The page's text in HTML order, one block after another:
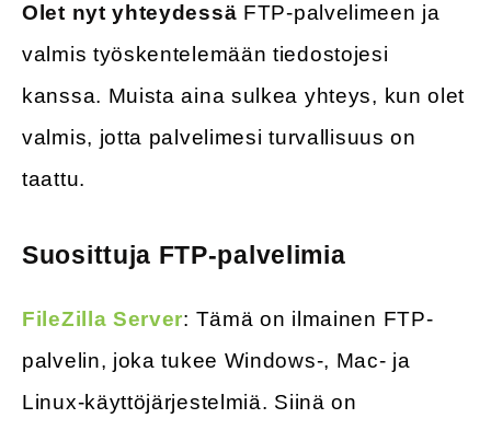
Olet nyt yhteydessä FTP-palvelimeen ja
valmis työskentelemään tiedostojesi
kanssa. Muista aina sulkea yhteys, kun olet
valmis, jotta palvelimesi turvallisuus on
taattu.
Suosittuja FTP-palvelimia
FileZilla Server: Tämä on ilmainen FTP-
palvelin, joka tukee Windows-, Mac- ja
Linux-käyttöjärjestelmiä. Siinä on